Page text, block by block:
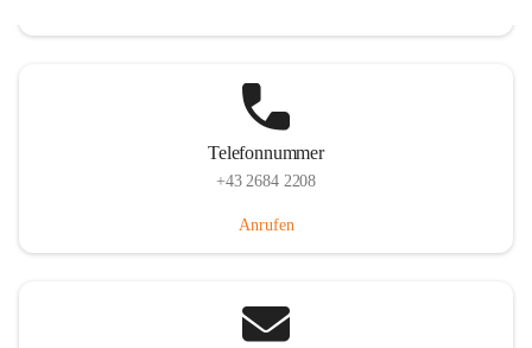
Telefonnummer
+43 2684 2208
Anrufen